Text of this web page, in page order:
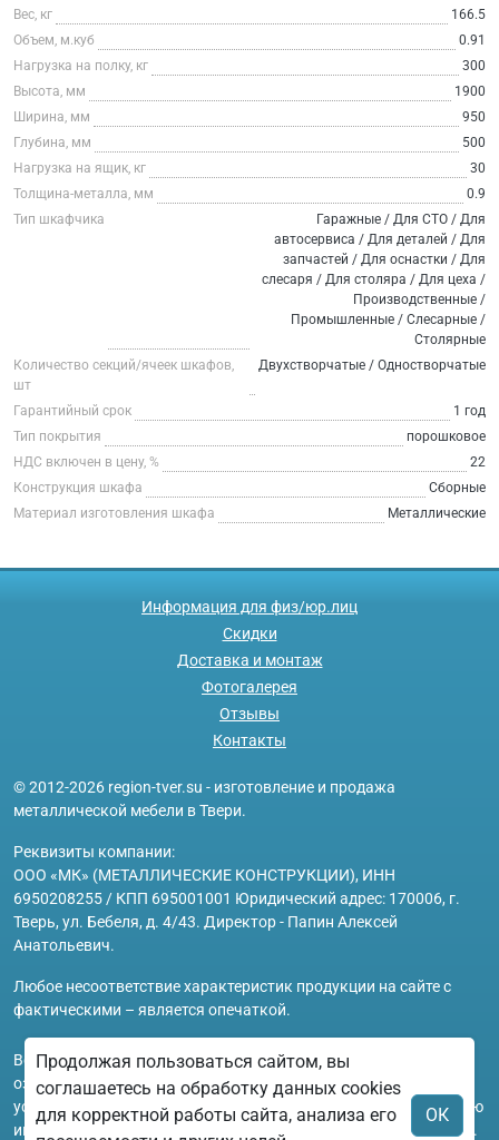
Вес, кг
166.5
Объем, м.куб
0.91
Нагрузка на полку, кг
300
Высота, мм
1900
Ширина, мм
950
Глубина, мм
500
Нагрузка на ящик, кг
30
Толщина-металла, мм
0.9
Тип шкафчика
Гаражные / Для СТО / Для
автосервиса / Для деталей / Для
запчастей / Для оснастки / Для
слесаря / Для столяра / Для цеха /
Производственные /
Промышленные / Слесарные /
Столярные
Количество секций/ячеек шкафов,
шт
Двухстворчатые / Одностворчатые
Гарантийный срок
1 год
Тип покрытия
порошковое
НДС включен в цену, %
22
Конструкция шкафа
Сборные
Материал изготовления шкафа
Металлические
Информация для физ/юр.лиц
Скидки
Доставка и монтаж
Фотогалерея
Отзывы
Контакты
© 2012-2026 region-tver.su - изготовление и продажа
металлической мебели в Твери.
Реквизиты компании:
ООО «МК» (МЕТАЛЛИЧЕСКИЕ КОНСТРУКЦИИ), ИНН
6950208255 / КПП 695001001 Юридический адрес: 170006, г.
Тверь, ул. Бебеля, д. 4/43. Директор - Папин Алексей
Анатольевич.
Любое несоответствие характеристик продукции на сайте с
фактическими – является опечаткой.
Вся информация на сайте region-tver.su носит исключительно
ознакомительный и справочный характер и ни при каких
условиях не является публичной офертой. Всю дополнительную
информацию можно узнать по телефонам указанным на сайте.
Продолжая пользоваться сайтом, вы
соглашаетесь на обработку данных cookies
для корректной работы сайта, анализа его
ОК